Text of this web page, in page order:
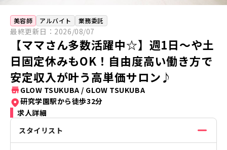
美容師 アルバイト 業務委託
最終更新日： 2026/08/07
【ママさん多数活躍中☆】週1日〜や土
日固定休みもOK！自由度高い働き方で
安定収入が叶う高単価サロン♪
GLOW TSUKUBA / GLOW TSUKUBA
研究学園駅から徒歩32分
求人詳細
スタイリスト